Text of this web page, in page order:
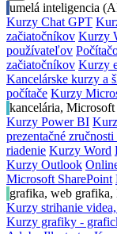
umelá inteligencia
Kurzy Chat GPT
začiatočníkov Kurzy
používateľov
začiatočníkov Kurzy
Kancelárske kurzy a
počítače Kurzy
kancelária,
Kurzy Power BI
prezentačné
riadenie Kurzy Word
Kurzy Outlook
Microsoft SharePoint
grafika, web grafika,
Kurzy strihanie
Kurzy grafiky -